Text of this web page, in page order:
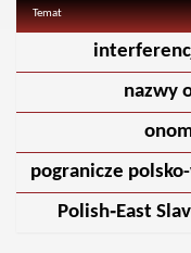
Temat
nazwy
pogranicze
Polish‑East